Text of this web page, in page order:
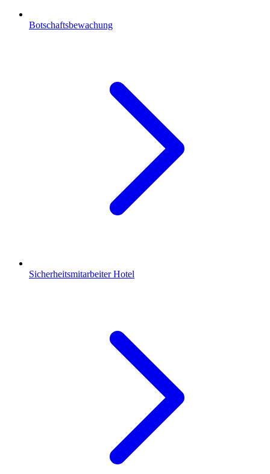
Botschaftsbewachung
Sicherheitsmitarbeiter Hotel